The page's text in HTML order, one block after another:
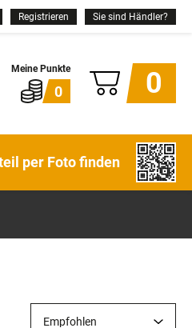
Registrieren Sie sind Händler?
0 0
per Foto finden